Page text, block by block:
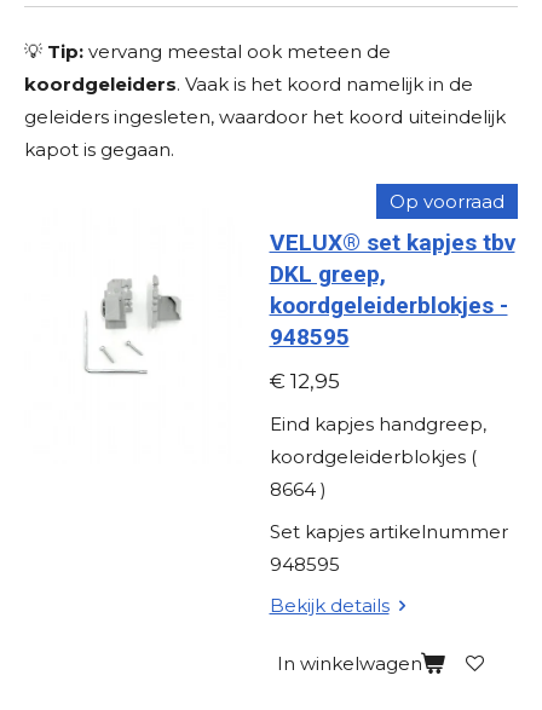
:
0
s
t
r r
r
e
n
r
r
e
n
r
r
e
n
r
r
e
n
💡 Tip: vervang meestal ook meteen de
koordgeleiders. Vaak is het koord namelijk in de
geleiders ingesleten, waardoor het koord uiteindelijk
kapot is gegaan.
Op voorraad
VELUX® set kapjes tbv
DKL greep,
koordgeleiderblokjes -
948595
€ 12,95
Eind kapjes handgreep,
koordgeleiderblokjes (
8664 )
Set kapjes artikelnummer
948595
Bekijk details
In winkelwagen